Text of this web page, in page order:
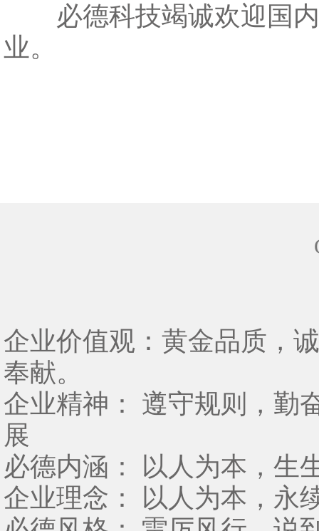
必德科技竭诚欢迎国内
业。
企业价值观：黄金品质，
奉献。
企业精神： 遵守规则，勤
展
必德内涵： 以人为本，生
企业理念： 以人为本，永